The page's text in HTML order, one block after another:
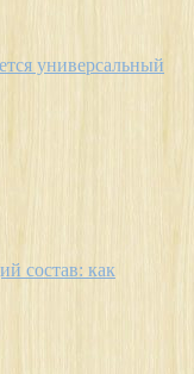
универсальный
состав: как